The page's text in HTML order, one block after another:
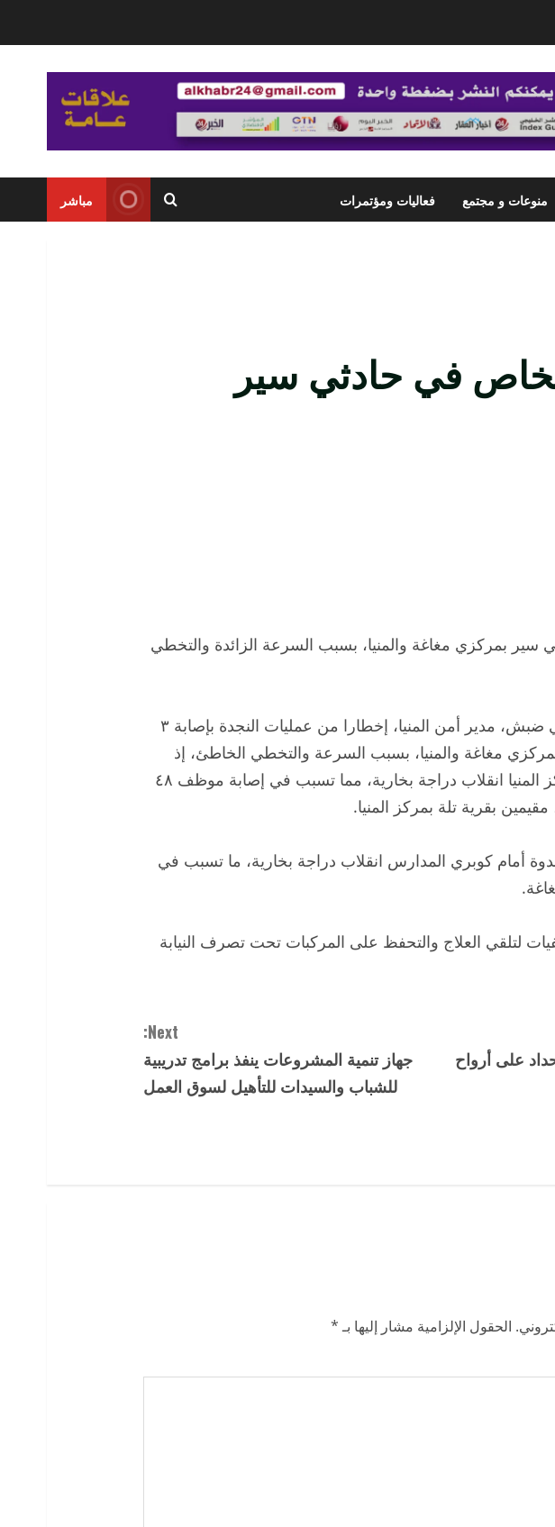
منوعات و مجتمع فعاليات ومؤتمرات مباشر
٣ أشخاص في حادثي سير
سير بمركزي مغاغة والمنيا، بسبب السرعة الزائدة والتخطي
تلقي اللواء محمد مصطفي ضبش، مدير أمن المنيا، إخطارا من عمليات النجدة بإصابة ٣
مغاغة والمنيا، بسبب السرعة والتخطي الخاطئ، إذ
شهد الطريق الدائري بمركز المنيا انقلاب دراجة بخارية، مما تسبب في إصابة موظف ٤٨
أمام كوبري المدارس انقلاب دراجة بخارية، ما تسبب في
لتلقي العلاج والتحفظ على المركبات تحت تصرف النيابة
على أرواح
Next:
جهاز تنمية المشروعات ينفذ برامج تدريبية
للشباب والسيدات للتأهيل لسوق العمل
الحقول الإلزامية مشار إليها بـ*